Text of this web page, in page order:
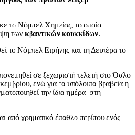
το Νόμπελ Χημείας, το οποίο
των κβαντικών κουκκίδων.
το Νόμπελ Ειρήνης και τη Δευτέρα το
σε ξεχωριστή τελετή στο Όσλο
ενώ για τα υπόλοιπα βραβεία η
την ίδια ημέρα στη
από χρηματικό έπαθλο περίπου ενός